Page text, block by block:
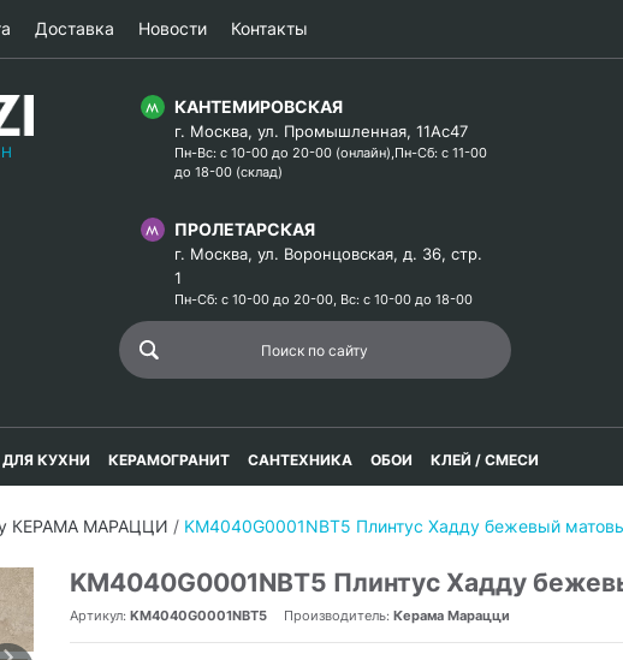
Доставка Новости Контакты
КАНТЕМИРОВСКАЯ
г. Москва, ул. Промышленная, 11Ас47
Пн-Вс: с 10-00 до 20-00 (онлайн),Пн-Сб: с 11-00
до 18-00 (склад)
ПРОЛЕТАРСКАЯ
г. Москва, ул. Воронцовская, д. 36, стр.
1
Пн-Сб: с 10-00 до 20-00, Вс: с 10-00 до 18-00
КУХНИ КЕРАМОГРАНИТ САНТЕХНИКА ОБОИ КЛЕЙ / СМЕСИ
КЕРАМА МАРАЦЦИ / KM4040G0001NBT5 Плинтус Хадду бежевый
KM4040G0001NBT5 Плинтус Хадду
Артикул: KM4040G0001NBT5 Производитель: Керама Марацци